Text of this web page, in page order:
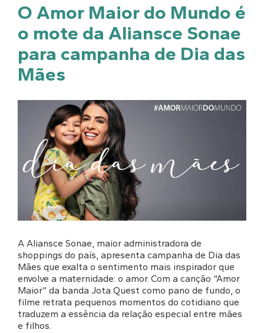
O Amor Maior do Mundo é
o mote da Aliansce Sonae
para campanha de Dia das
Mães
A Aliansce Sonae, maior administradora de
shoppings do país, apresenta campanha de Dia das
Mães que exalta o sentimento mais inspirador que
envolve a maternidade: o amor. Com a canção “Amor
Maior” da banda Jota Quest como pano de fundo, o
filme retrata pequenos momentos do cotidiano que
traduzem a essência da relação especial entre mães
e filhos.